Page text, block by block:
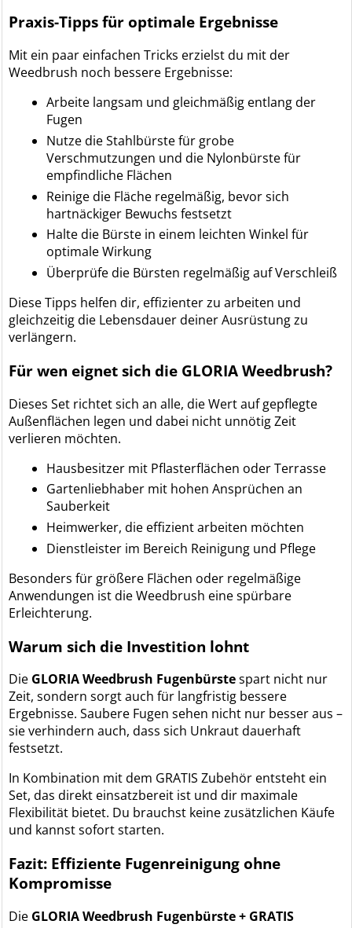
Praxis-Tipps für optimale Ergebnisse
Mit ein paar einfachen Tricks erzielst du mit der
Weedbrush noch bessere Ergebnisse:
Arbeite langsam und gleichmäßig entlang der
Fugen
Nutze die Stahlbürste für grobe
Verschmutzungen und die Nylonbürste für
empfindliche Flächen
Reinige die Fläche regelmäßig, bevor sich
hartnäckiger Bewuchs festsetzt
Halte die Bürste in einem leichten Winkel für
optimale Wirkung
Überprüfe die Bürsten regelmäßig auf Verschleiß
Diese Tipps helfen dir, effizienter zu arbeiten und
gleichzeitig die Lebensdauer deiner Ausrüstung zu
verlängern.
Für wen eignet sich die GLORIA Weedbrush?
Dieses Set richtet sich an alle, die Wert auf gepflegte
Außenflächen legen und dabei nicht unnötig Zeit
verlieren möchten.
Hausbesitzer mit Pflasterflächen oder Terrasse
Gartenliebhaber mit hohen Ansprüchen an
Sauberkeit
Heimwerker, die effizient arbeiten möchten
Dienstleister im Bereich Reinigung und Pflege
Besonders für größere Flächen oder regelmäßige
Anwendungen ist die Weedbrush eine spürbare
Erleichterung.
Warum sich die Investition lohnt
Die GLORIA Weedbrush Fugenbürstespart nicht nur
Zeit, sondern sorgt auch für langfristig bessere
Ergebnisse. Saubere Fugen sehen nicht nur besser aus –
sie verhindern auch, dass sich Unkraut dauerhaft
festsetzt.
In Kombination mit dem GRATIS Zubehör entsteht ein
Set, das direkt einsatzbereit ist und dir maximale
Flexibilität bietet. Du brauchst keine zusätzlichen Käufe
und kannst sofort starten.
Fazit: Effiziente Fugenreinigung ohne
Kompromisse
Die GLORIA Weedbrush Fugenbürste + GRATIS